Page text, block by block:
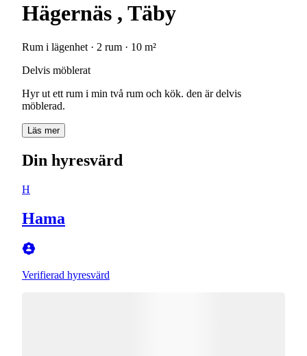
Hägernäs , Täby
Rum i lägenhet · 2 rum · 10 m²
Delvis möblerat
Hyr ut ett rum i min två rum och kök. den är delvis
möblerad.
Läs mer
Din hyresvärd
H
Hama
Verifierad hyresvärd